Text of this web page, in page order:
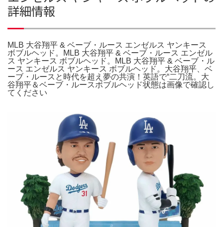
詳細情報
MLB 大谷翔平 & ベーブ・ルース エンゼルス ヤンキース
ボブルヘッド。MLB 大谷翔平 & ベーブ・ルース エンゼル
ス ヤンキース ボブルヘッド。MLB 大谷翔平 & ベーブ・ル
ース エンゼルス ヤンキース ボブルヘッド。大谷翔平、ベ
ーブ・ルースと時代を超え夢の共演！英語で“二刀流。大
谷翔平＆ベーブ・ルースボブルヘッド状態は画像で確認し
てください